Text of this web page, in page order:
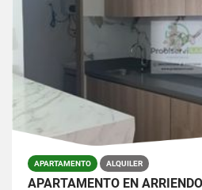
APARTAMENTO ALQUILER